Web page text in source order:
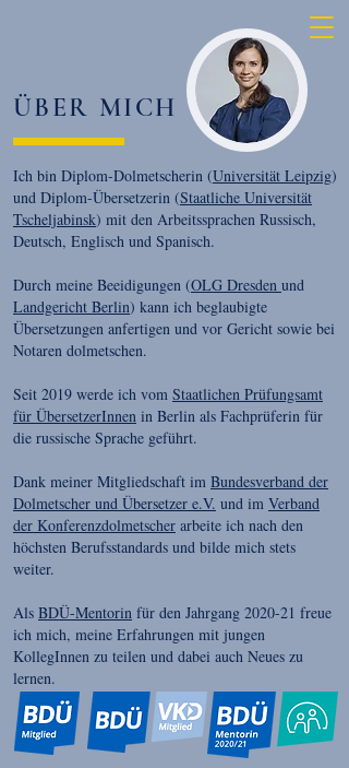
ÜBER MICH
Ich bin Diplom-Dolmetscherin (Universität Leipzig)
und Diplom-Übersetzerin (Staatliche Universität
Tscheljabinsk) mit den Arbeitssprachen Russisch,
Deutsch, Englisch und Spanisch.
Durch meine Beeidigungen (OLG Dresden und
Landgericht Berlin) kann ich beglaubigte
Übersetzungen anfertigen und vor Gericht sowie bei
Notaren dolmetschen.
Seit 2019 werde ich vom Staatlichen Prüfungsamt
für ÜbersetzerInnen in Berlin als Fachprüferin für
die russische Sprache geführt.
Dank meiner Mitgliedschaft im Bundesverband der
Dolmetscher und Übersetzer e.V. und im Verband
der Konferenzdolmetscher arbeite ich nach den
höchsten Berufsstandards und bilde mich stets
weiter.
Als BDÜ-Mentorin für den Jahrgang 2020-21 freue
ich mich, meine Erfahrungen mit jungen
KollegInnen zu teilen und dabei auch Neues zu
lernen.